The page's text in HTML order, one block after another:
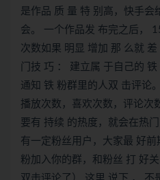
是作品 质 量 特 别高，快手会
会。 一个作品发 布完之后，
次数如果 明显 增加 那 么就
门技 巧 ： 建立属 于自己的
通知 铁 粉群里的人双 击评论
播放次数，喜欢次数，评论次
要有 持续 的热度，就会在热
有一定粉丝用户，大家最 好
粉加入你的群，和粉丝 打 好